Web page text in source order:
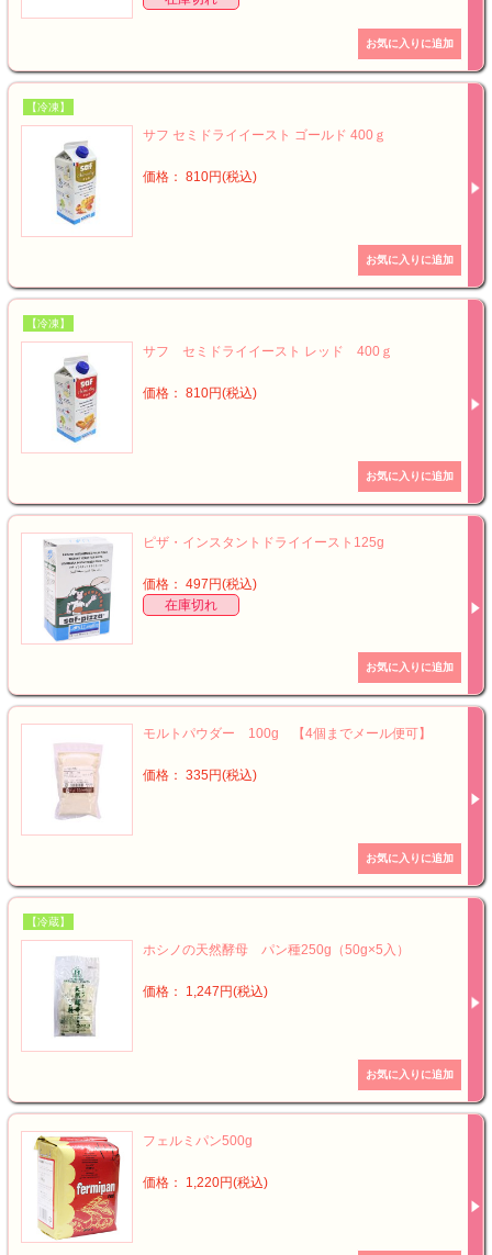
【冷凍】
サフ セミドライイースト ゴールド 400ｇ
価格： 810円(税込)
【冷凍】
サフ セミドライイースト レッド 400ｇ
価格： 810円(税込)
ピザ・インスタントドライイースト125g
価格： 497円(税込)
在庫切れ
モルトパウダー 100g 【4個までメール便可】
価格： 335円(税込)
【冷蔵】
ホシノの天然酵母 パン種250g（50g×5入）
価格： 1,247円(税込)
フェルミパン500g
価格： 1,220円(税込)